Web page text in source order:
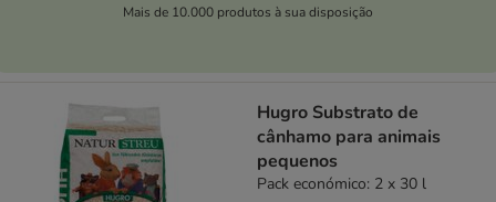
Mais de 10.000 produtos à sua disposição
Hugro Substrato de
cânhamo para animais
pequenos
Pack económico: 2 x 30 l